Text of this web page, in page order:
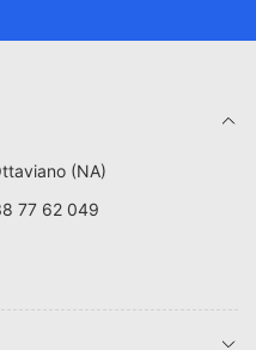
(NA)
77 62 049